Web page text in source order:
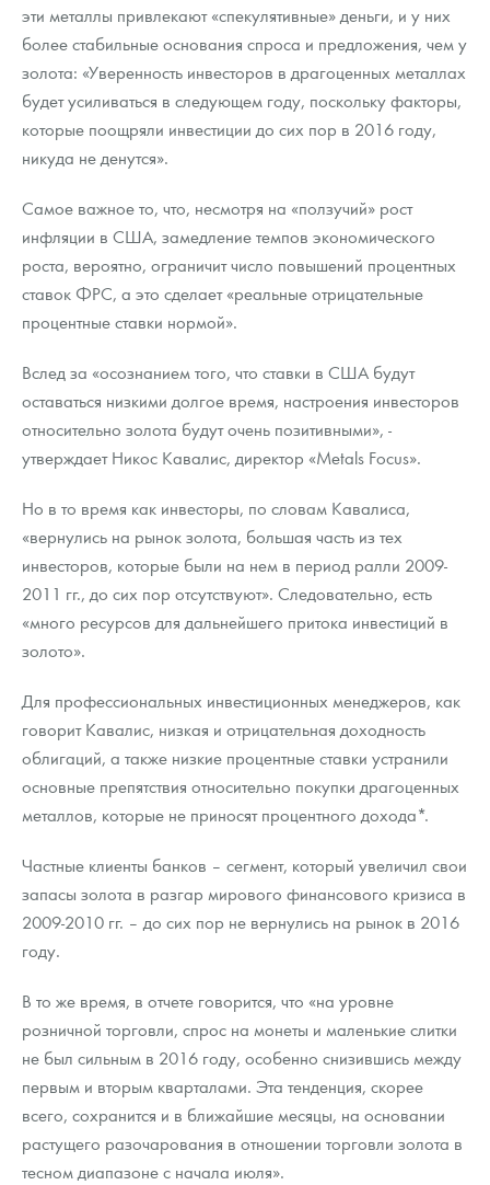
Русская нумизматика
Золотая карманная галерея
Монеты и жетоны из недрагоценных металлов
Книги по нумизматике
эти металлы привлекают «спекулятивные» деньги, и у них
более стабильные основания спроса и предложения, чем у
золота: «Уверенность инвесторов в драгоценных металлах
будет усиливаться в следующем году, поскольку факторы,
которые поощряли инвестиции до сих пор в 2016 году,
никуда не денутся».
Самое важное то, что, несмотря на «ползучий» рост
инфляции в США, замедление темпов экономического
роста, вероятно, ограничит число повышений процентных
ставок ФРС, а это сделает «реальные отрицательные
процентные ставки нормой».
Вслед за «осознанием того, что ставки в США будут
оставаться низкими долгое время, настроения инвесторов
относительно золота будут очень позитивными», -
утверждает Никос Кавалис, директор «Metals Focus».
Но в то время как инвесторы, по словам Кавалиса,
«вернулись на рынок золота, большая часть из тех
инвесторов, которые были на нем в период ралли 2009-
2011 гг., до сих пор отсутствуют». Следовательно, есть
«много ресурсов для дальнейшего притока инвестиций в
золото».
Для профессиональных инвестиционных менеджеров, как
говорит Кавалис, низкая и отрицательная доходность
облигаций, а также низкие процентные ставки устранили
основные препятствия относительно покупки драгоценных
металлов, которые не приносят процентного дохода*.
Частные клиенты банков – сегмент, который увеличил свои
запасы золота в разгар мирового финансового кризиса в
2009-2010 гг. – до сих пор не вернулись на рынок в 2016
году.
В то же время, в отчете говорится, что «на уровне
розничной торговли, спрос на монеты и маленькие слитки
не был сильным в 2016 году, особенно снизившись между
первым и вторым кварталами. Эта тенденция, скорее
всего, сохранится и в ближайшие месяцы, на основании
растущего разочарования в отношении торговли золота в
тесном диапазоне с начала июля».